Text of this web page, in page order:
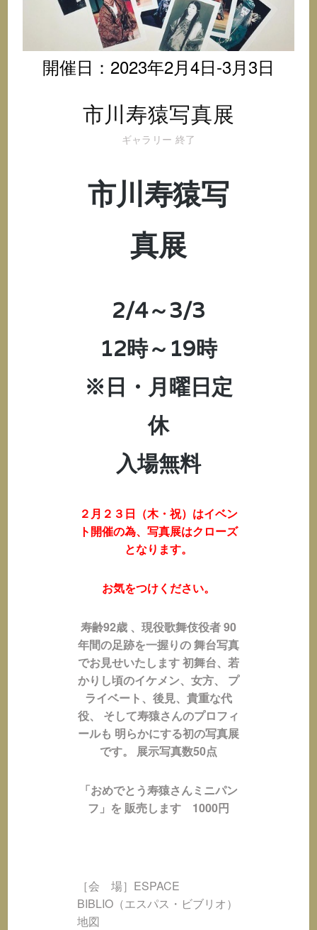
開催日：2023年2月4日-3月3日
市川寿猿写真展
ギャラリー 終了
市川寿猿写
真展
2/4～3/3
12時～19時
※日・月曜日定
休
入場無料
２月２３日（木・祝）はイベン
ト開催の為、写真展はクローズ
となります。
お気をつけください。
寿齢92歳 、現役歌舞伎役者 90
年間の足跡を一握りの 舞台写真
でお見せいたします 初舞台、若
かりし頃のイケメン、女方、 プ
ライベート、後見、貴重な代
役、 そして寿猿さんのプロフィ
ールも 明らかにする初の写真展
です。 展示写真数50点
「おめでとう寿猿さんミニパン
フ」を 販売します 1000円
［会 場］ESPACE
BIBLIO（エスパス・ビブリオ）
地図